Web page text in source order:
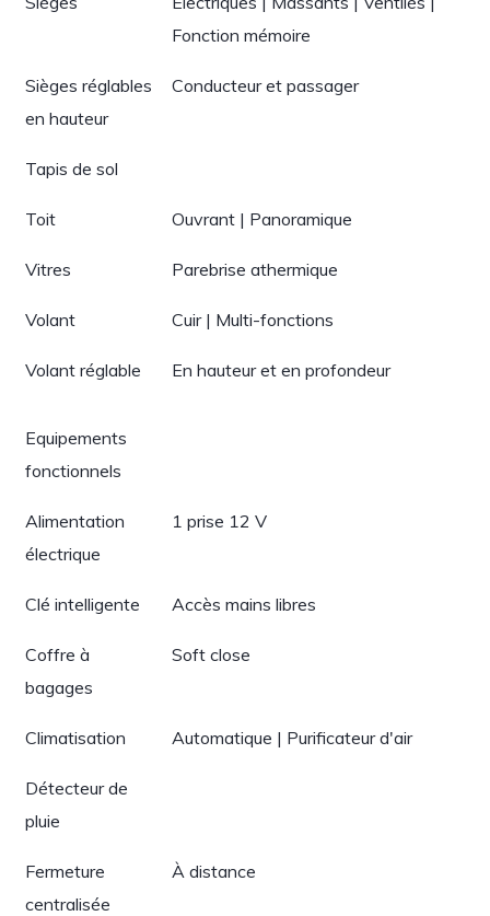
Fonction mémoire
Sièges réglables
en hauteur
Conducteur et passager
Tapis de sol
Toit Ouvrant | Panoramique
Vitres Parebrise athermique
Volant Cuir | Multi-fonctions
Volant réglable En hauteur et en profondeur
Equipements
fonctionnels
Alimentation
électrique
1 prise 12 V
Clé intelligente Accès mains libres
Coffre à
bagages
Soft close
Climatisation Automatique | Purificateur d'air
Détecteur de
pluie
Fermeture
centralisée
À distance